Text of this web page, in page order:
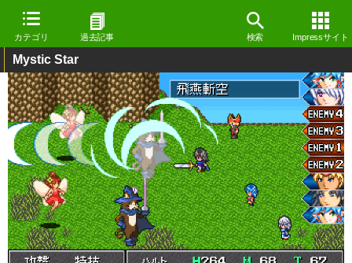
カテゴリ 過去記事 検索 Impressサイト
Mystic Star